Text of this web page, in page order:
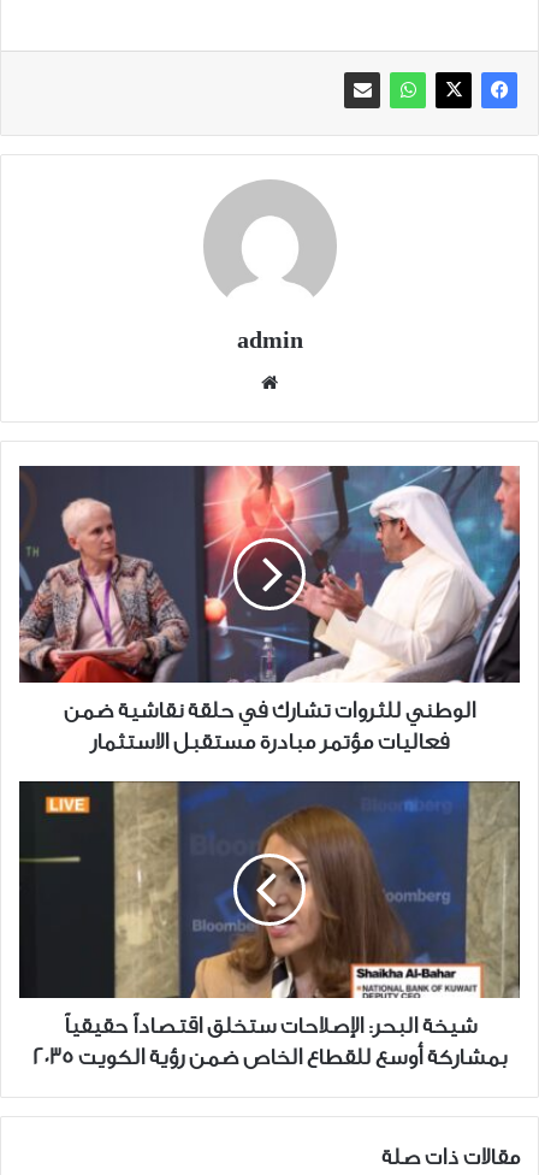
admin
الوطني
للثروات
تشارك
في
حلقة
نقاشية
ضمن
فعاليات
مؤتمر
مبادرة
مستقبل
الاستثمار
الوطني للثروات تشارك في حلقة نقاشية ضمن
فعاليات مؤتمر مبادرة مستقبل الاستثمار
شيخة
البحر:
الإصلاحات
ستخلق
اقتصاداً
حقيقياً
بمشاركة
أوسع
للقطاع
الخاص
ضمن
رؤية
الكويت
2035
شيخة البحر: الإصلاحات ستخلق اقتصاداً حقيقياً
بمشاركة أوسع للقطاع الخاص ضمن رؤية الكويت 2035
مقالات ذات صلة